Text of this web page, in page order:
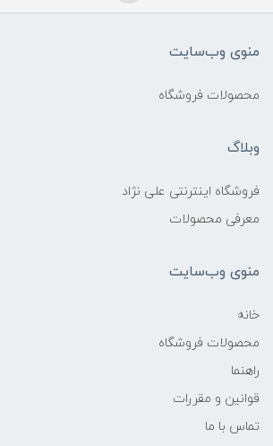
منوی وب‌سایت
محصولات فروشگاه
وبلاگ
فروشگاه اینترنتی علی نژاد
معرفی محصولات
منوی وب‌سایت
خانه
محصولات فروشگاه
راهنما
قوانین و مقررات
تماس با ما